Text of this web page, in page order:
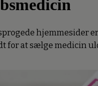
hjemmesider
for at sælge medicin